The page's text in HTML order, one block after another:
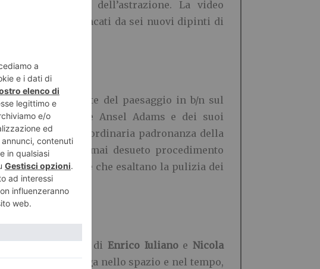
alle possibilità dell’astrazione. La video
saranno affiancati da sei nuovi dipinti di
corpus.
noto interprete del paesaggio in b/n sul
Ansel Adams e dei suoi
USA. La straordinaria padronanza della
con l’ormai desueto procedimento
carte baritate che esaltano la pulizia dei
con i lavori di Enrico Iulianoe Nicola
e si propaga nello spazio e nel tempo,